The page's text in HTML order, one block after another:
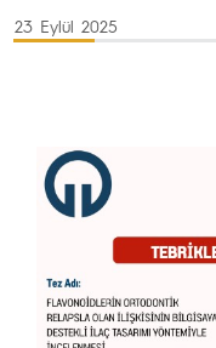
23 Eylül 2025